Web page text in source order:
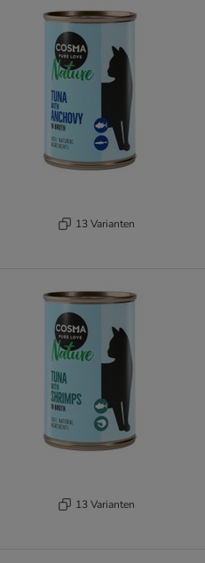
13 Varianten
13 Varianten